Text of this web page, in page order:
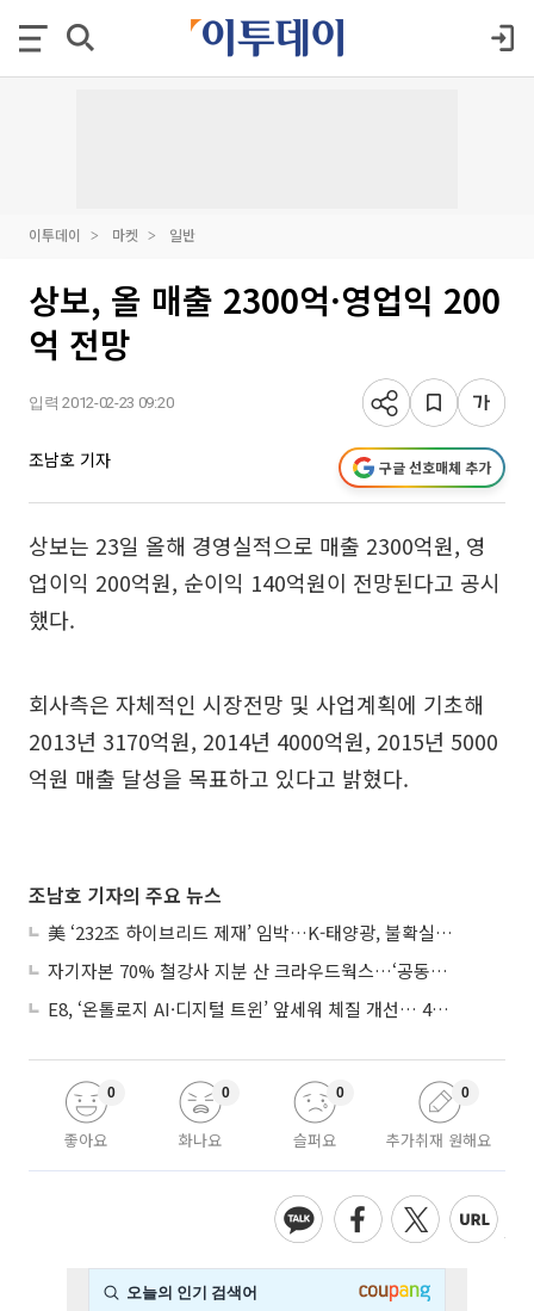
이투데이 마켓 일반
상보, 올 매출 2300억·영업익 200
억 전망
입력 2012-02-23 09:20
조남호 기자 구글 선호매체 추가
상보는 23일 올해 경영실적으로 매출 2300억원, 영
업이익 200억원, 순이익 140억원이 전망된다고 공시
했다.
회사측은 자체적인 시장전망 및 사업계획에 기초해
2013년 3170억원, 2014년 4000억원, 2015년 5000
억원 매출 달성을 목표하고 있다고 밝혔다.
조남호 기자의 주요 뉴스
美 ‘232조 하이브리드 제재’ 임박…K-태양광, 불확실성 털고 날개 다나
자기자본 70% 철강사 지분 산 크라우드웍스…‘공동경영’으로 AI 시너지 낼까
E8, ‘온톨로지 AI·디지털 트윈’ 앞세워 체질 개선… 4분기 흑자전환 총력
좋아요
0
화나요
0
슬퍼요
0
추가취재 원해요
0